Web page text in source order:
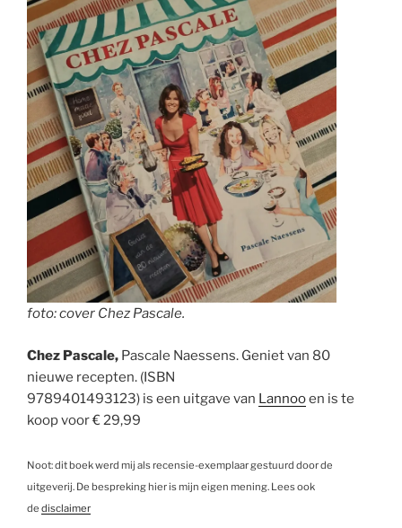
foto: cover Chez Pascale.
Chez Pascale, Pascale Naessens. Geniet van 80
nieuwe recepten. (ISBN
9789401493123) is een uitgave van Lannooen is te
koop voor € 29,99
Noot: dit boek werd mij als recensie-exemplaar gestuurd door de
uitgeverij. De bespreking hier is mijn eigen mening. Lees ook
de disclaimer